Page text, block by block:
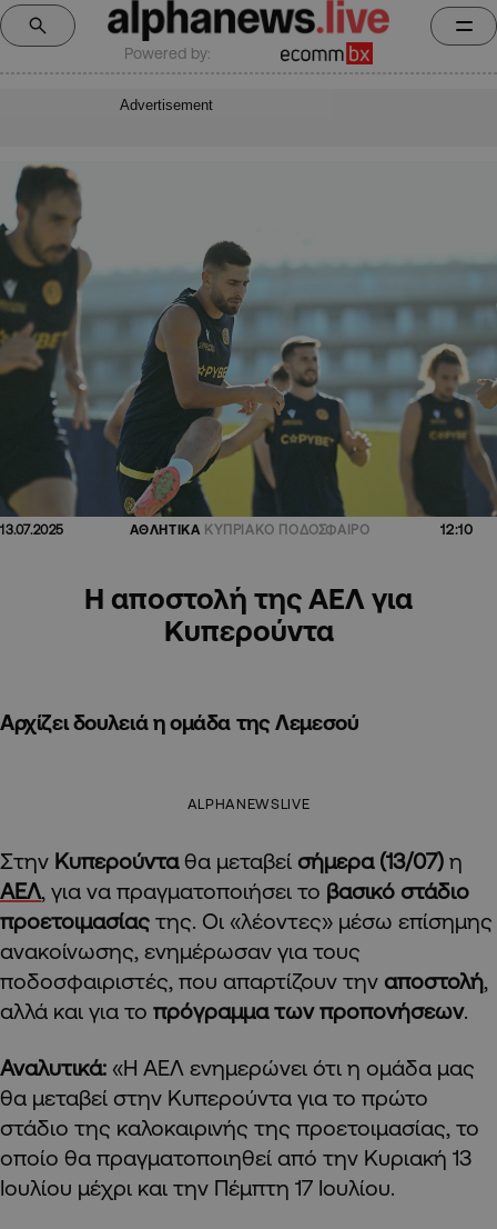
Powered by:
Advertisement
13.07.2025 ΑΘΛΗΤΙΚΑ ΚΥΠΡΙΑΚΟ ΠΟΔΟΣΦΑΙΡΟ 12:10
Η αποστολή της ΑΕΛ για
Κυπερούντα
Αρχίζει δουλειά η ομάδα της Λεμεσού
ALPHANEWSLIVE
Στην Κυπερούνταθα μεταβεί σήμερα (13/07) η
ΑΕΛ, για να πραγματοποιήσει το βασικό στάδιο
προετοιμασίας της. Οι «λέοντες» μέσω επίσημης
ανακοίνωσης, ενημέρωσαν για τους
ποδοσφαιριστές, που απαρτίζουν την αποστολή,
αλλά και για το πρόγραμμα των προπονήσεων.
Αναλυτικά: «Η ΑΕΛ ενημερώνει ότι η ομάδα μας
θα μεταβεί στην Κυπερούντα για το πρώτο
στάδιο της καλοκαιρινής της προετοιμασίας, το
οποίο θα πραγματοποιηθεί από την Κυριακή 13
Ιουλίου μέχρι και την Πέμπτη 17 Ιουλίου.